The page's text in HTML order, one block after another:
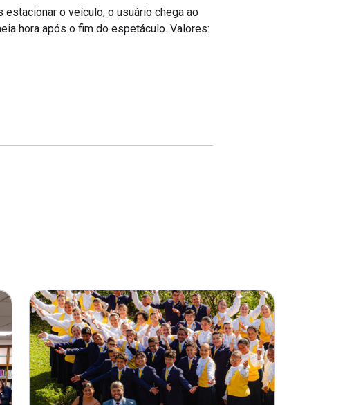
estacionar o veículo, o usuário chega ao
hora após o fim do espetáculo. Valores: